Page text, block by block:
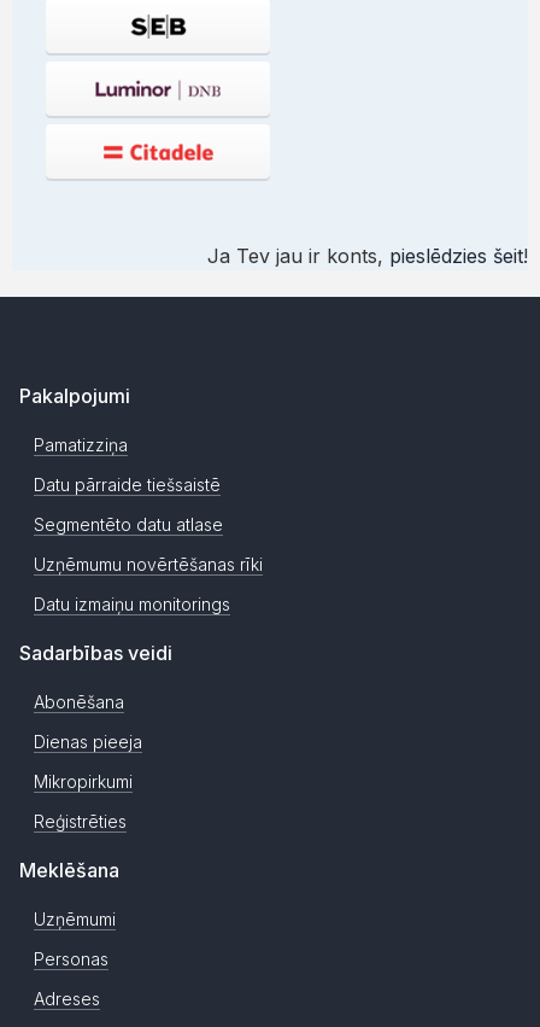
Ja Tev jau ir konts, pieslēdzies šeit!
Pakalpojumi
Pamatizziņa
Datu pārraide tiešsaistē
Segmentēto datu atlase
Uzņēmumu novērtēšanas rīki
Datu izmaiņu monitorings
Sadarbības veidi
Abonēšana
Dienas pieeja
Mikropirkumi
Reģistrēties
Meklēšana
Uzņēmumi
Personas
Adreses